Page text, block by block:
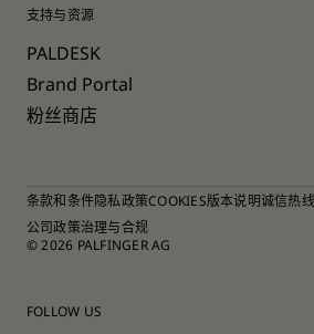
支持与资源
PALDESK
Brand Portal
粉丝商店
条款和条件隐私政策COOKIES版本说明诚信热线
公司政策治理与合规
© 2026 PALFINGER AG
FOLLOW US